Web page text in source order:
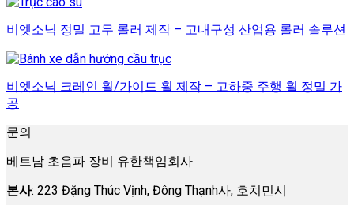
비엣소닉 정밀 고무 롤러 제작 – 고내구성 산업용 롤러 솔루션
비엣소닉 크레인 휠/가이드 휠 제작 – 고하중 주행 휠 정밀 가
공
문의
베트남 초음파 장비 유한책임회사
본사: 223 Đặng Thúc Vịnh, Đông Thạnh사, 호치민시